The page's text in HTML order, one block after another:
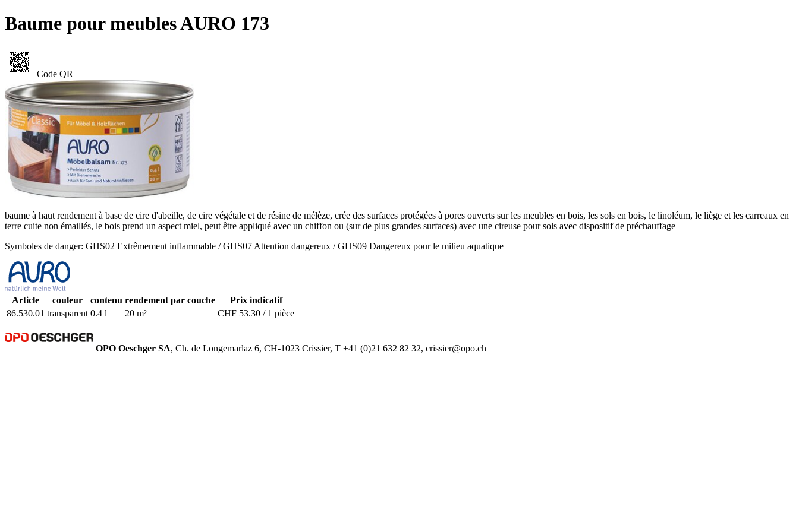
Baume pour meubles AURO 173
Code QR
baume à haut rendement à base de cire d'abeille, de cire végétale et de résine de mélèze, crée des surfaces protégées à pores ouverts sur les meubles en bois, les sols en bois, le linoléum, le liège et les carreaux en
terre cuite non émaillés, le bois prend un aspect miel, peut être appliqué avec un chiffon ou (sur de plus grandes surfaces) avec une cireuse pour sols avec dispositif de préchauffage
Symboles de danger: GHS02 Extrêmement inflammable / GHS07 Attention dangereux / GHS09 Dangereux pour le milieu aquatique
Article couleur contenu rendement par couche
Prix indicatif
86.530.01 transparent 0.4 l 20 m² CHF 53.30 / 1 pièce
OPO Oeschger SA, Ch. de Longemarlaz 6, CH-1023 Crissier, T +41 (0)21 632 82 32, crissier@opo.ch